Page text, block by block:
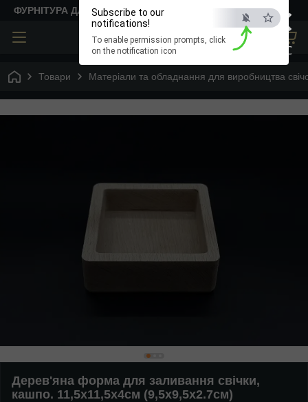
×
ESC
Subscribe to our
notifications!
To enable permission prompts, click
on the notification icon
ФУРНІТУРА ДЛЯ ТВОРЧОСТІ
Товари Матеріали та обладнання для виробництва
Дерев'яна форма для заливання свічки,
кашпо. 11,5х11,5х4см (9,5х9,5х2.7см)